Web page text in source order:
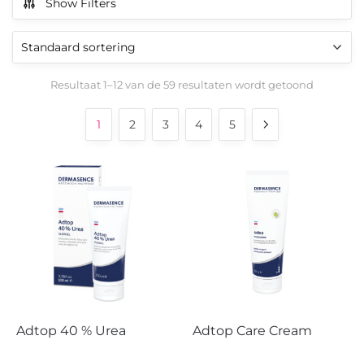
Show Filters
Resultaat 1–12 van de 59 resultaten wordt getoond
1 2 3 4 5
Adtop 40 % Urea
Adtop Care Cream